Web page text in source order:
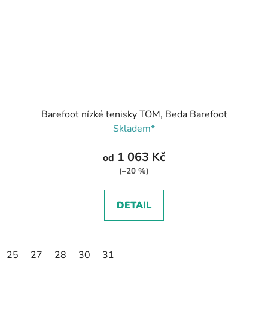
Barefoot nízké tenisky TOM, Beda Barefoot
Skladem*
od 1 063 Kč
(–20 %)
DETAIL
25 27 28 30 31